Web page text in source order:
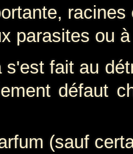
parasites ou
fait au
défaut
(sauf